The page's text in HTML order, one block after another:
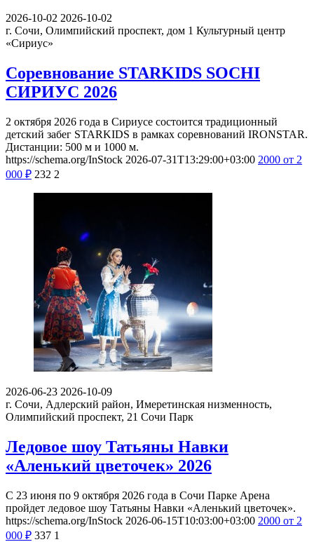
2026-10-02 2026-10-02
г. Сочи, Олимпийский проспект, дом 1 Культурный центр
«Сириус»
Соревнование STARKIDS SOCHI
СИРИУС 2026
2 октября 2026 года в Сириусе состоится традиционный
детский забег STARKIDS в рамках соревнований IRONSTAR.
Дистанции: 500 м и 1000 м.
https://schema.org/InStock 2026-07-31T13:29:00+03:00 2000 от 2
000 ₽ 232 2
2026-06-23 2026-10-09
г. Сочи, Адлерский район, Имеретинская низменность,
Олимпийский проспект, 21 Сочи Парк
Ледовое шоу Татьяны Навки
«Аленький цветочек» 2026
С 23 июня по 9 октября 2026 года в Сочи Парке Арена
пройдет ледовое шоу Татьяны Навки «Аленький цветочек».
https://schema.org/InStock 2026-06-15T10:03:00+03:00 2000 от 2
000 ₽ 337 1